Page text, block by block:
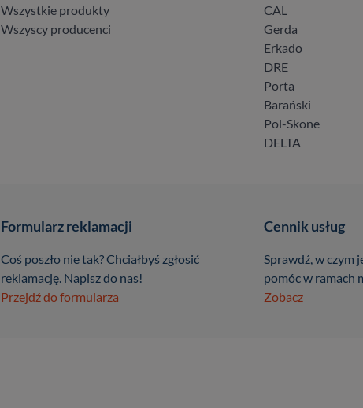
Wszystkie produkty
Wszyscy producenci
CAL
Gerda
Erkado
DRE
Porta
Barański
Pol-Skone
DELTA
Formularz reklamacji
Coś poszło nie tak? Chciałbyś zgłosić
reklamację. Napisz do nas!
Przejdź do formularza
Cennik usług
Sprawdź, w czym
pomóc w ramach
Zobacz